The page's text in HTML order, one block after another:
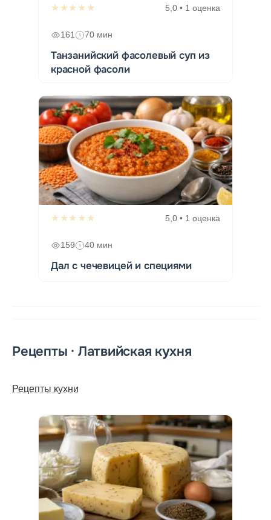
★★★★★ 5,0 • 1 оценка
161 70 мин
Танзанийский фасолевый суп из
красной фасоли
★★★★★ 5,0 • 1 оценка
159 40 мин
Дал с чечевицей и специями
Рецепты · Латвийская кухня
Рецепты кухни